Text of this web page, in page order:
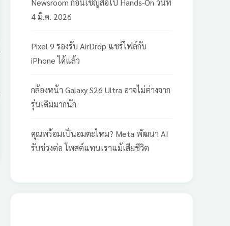
Newsroom ก่อนเชิญสื่อไป Hands-On วันที่
4 มี.ค. 2026
Pixel 9 รองรับ AirDrop แชร์ไฟล์กับ
iPhone ได้แล้ว
กล้องหน้า Galaxy S26 Ultra อาจไม่ต่างจาก
รุ่นเดิมมากนัก
คุณพร้อมเป็นอมตะไหม? Meta พัฒนา AI
รับช่วงต่อ โพสต์แทนเราแม้เสียชีวิต